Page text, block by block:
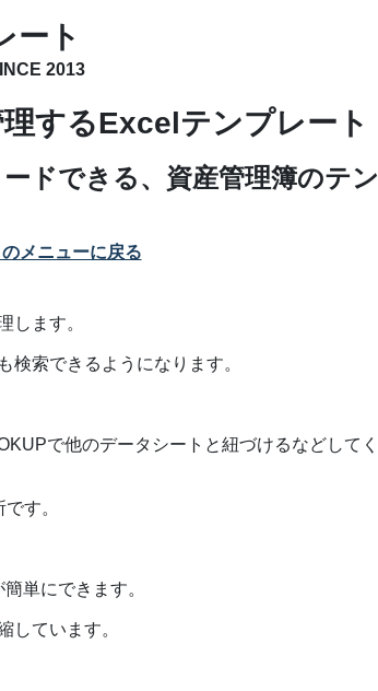
ート
2013
するExcelテンプレート
ドできる、資産管理簿のテン
メニューに戻る
します。
索できるようになります。
で他のデータシートと紐づけるなどしてく
す。
単にできます。
しています。